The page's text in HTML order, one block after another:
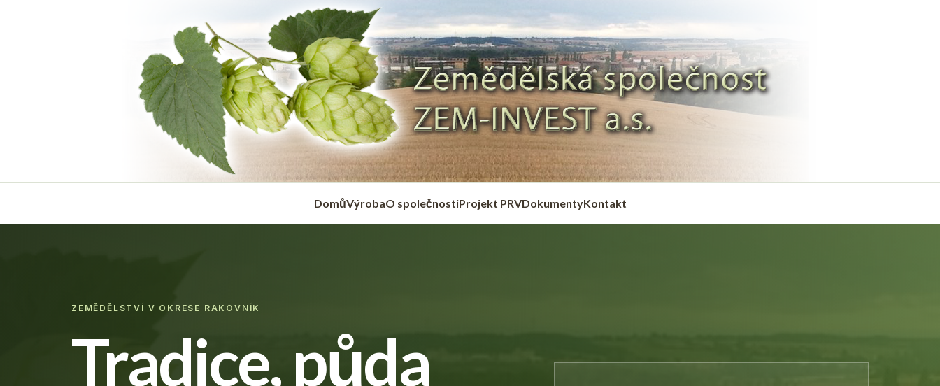
DomůVýrobaO společnostiProjekt PRVDokumentyKontakt
ZEMĚDĚLSTVÍ V OKRESE RAKOVNÍK
Tradice, půda